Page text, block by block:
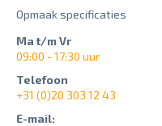
Opmaak specificaties
Ma t/m Vr
09:00 - 17:30 uur
Telefoon
+31 (0)20 303 12 43
E-mail: